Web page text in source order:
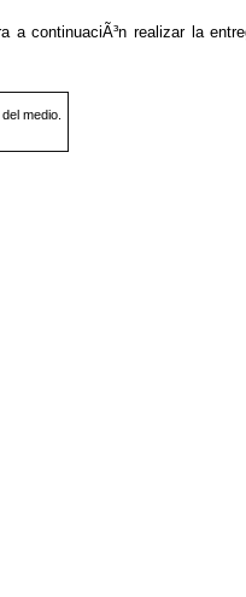
a continuaciÃ³n realizar la
medio.